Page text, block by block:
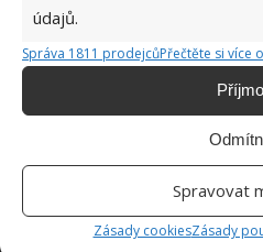
údajů.
Správa 1811 prodejcůPřečtěte si více
Spravovat
Zásady cookiesZásady
DOMÁCNOST
Hana
Do
přidala